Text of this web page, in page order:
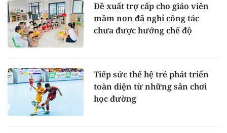
Đề xuất trợ cấp cho giáo viên
mầm non đã nghỉ công tác
chưa được hưởng chế độ
Tiếp sức thế hệ trẻ phát triển
toàn diện từ những sân chơi
học đường